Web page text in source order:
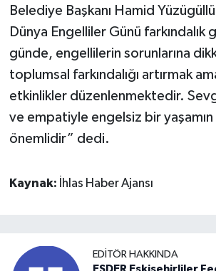
Belediye Başkanı Hamid
Dünya Engelliler Günü farkındalık
günde, engellilerin sorunlarına
toplumsal farkındalığı artırmak
etkinlikler düzenlenmektedir.
ve empatiyle engelsiz bir
önemlidir” dedi.
Kaynak: İhlas Haber Ajansı
EDITÖR HAKKINDA